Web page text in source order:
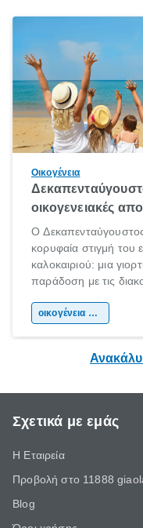
Οικογένεια
οικογενειακές
Ο
κορυφαία στιγμή του
καλοκαιριού: μια
παράδοση με τις
χώρας. Είτεοικογένεια & παιδί
Σχετικά με εμάς
Η Εταιρεία
Προβολή στο 11888
Blog